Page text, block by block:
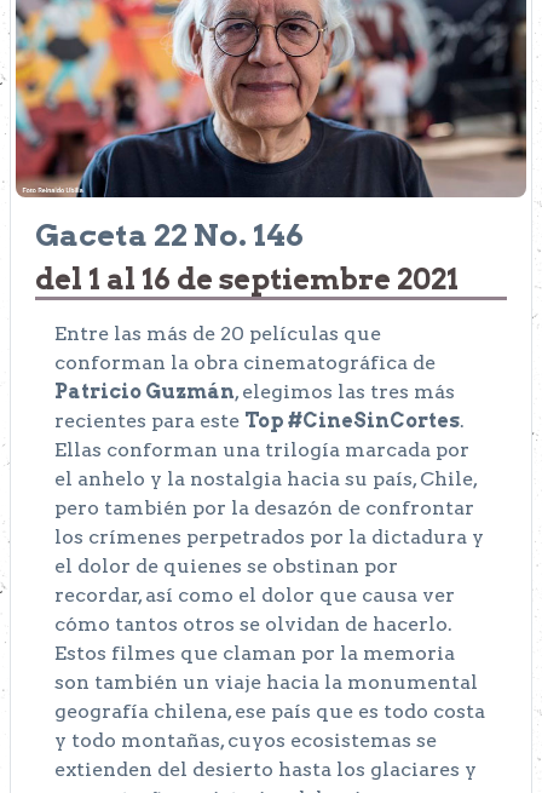
Gaceta 22 No. 146
del 1 al 16 de septiembre 2021
Entre las más de 20 películas que
conforman la obra cinematográfica de
Patricio Guzmán, elegimos las tres más
recientes para este Top #CineSinCortes.
Ellas conforman una trilogía marcada por
el anhelo y la nostalgia hacia su país, Chile,
pero también por la desazón de confrontar
los crímenes perpetrados por la dictadura y
el dolor de quienes se obstinan por
recordar, así como el dolor que causa ver
cómo tantos otros se olvidan de hacerlo.
Estos filmes que claman por la memoria
son también un viaje hacia la monumental
geografía chilena, ese país que es todo costa
y todo montañas, cuyos ecosistemas se
extienden del desierto hasta los glaciares y